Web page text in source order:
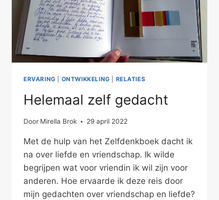
ERVARING ONTWIKKELING RELATIES
Helemaal zelf gedacht
Door Mirella Brok 29 april 2022
Met de hulp van het Zelfdenkboek dacht ik
na over liefde en vriendschap. Ik wilde
begrijpen wat voor vriendin ik wil zijn voor
anderen. Hoe ervaarde ik deze reis door
mijn gedachten over vriendschap en liefde?